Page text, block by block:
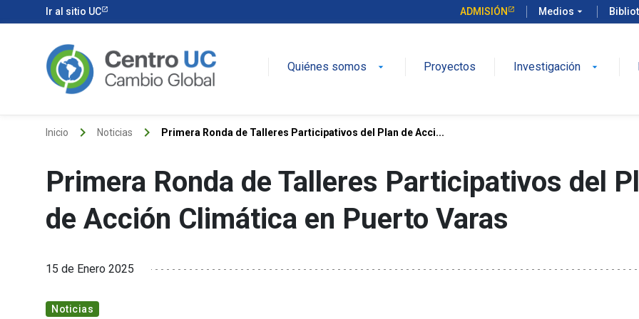
Ir al sitio UC ADMISIÓN Medios arrow_drop_down
Quiénes somos arrow_drop_down Proyectos Investigación arrow_drop_down
Inicio keyboard_arrow_right Noticias keyboard_arrow_right Primera Ronda de Talleres Participativos del Plan de Acci...
Primera Ronda de Talleres Participativos del
de Acción Climática en Puerto Varas
15 de Enero 2025
Noticias